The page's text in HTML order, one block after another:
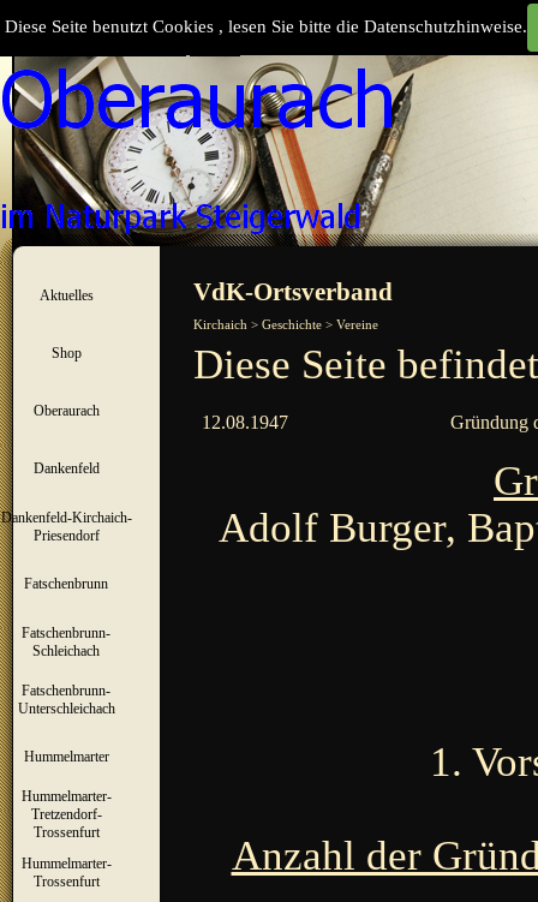
Diese Seite benutzt Cookies , lesen Sie bitte die Datenschutzhinweise.
Menü überspringen
Aktuelles ▼
Shop ▼
Oberaurach
Dankenfeld
Dankenfeld-Kirchaich-
Priesendorf
Fatschenbrunn
Fatschenbrunn-
Schleichach
Fatschenbrunn-
Unterschleichach
Hummelmarter
Hummelmarter-
Tretzendorf-
Trossenfurt
Hummelmarter-
Trossenfurt
VdK-Ortsverband
Kirchaich > Geschichte > Vereine
Diese Seite
12.08.1947 Gründung
Adolf Burger,
1.
Anzahl der